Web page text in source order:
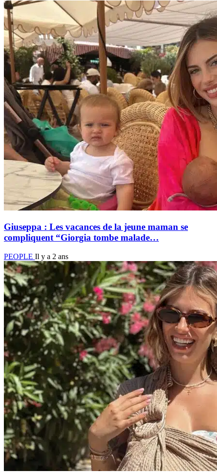
Giuseppa : Les vacances de la jeune maman se
compliquent “Giorgia tombe malade…
PEOPLE Il y a 2 ans